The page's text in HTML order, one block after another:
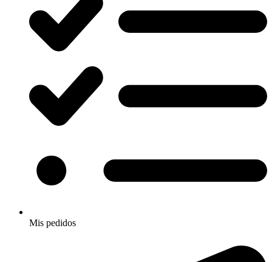
Mis pedidos